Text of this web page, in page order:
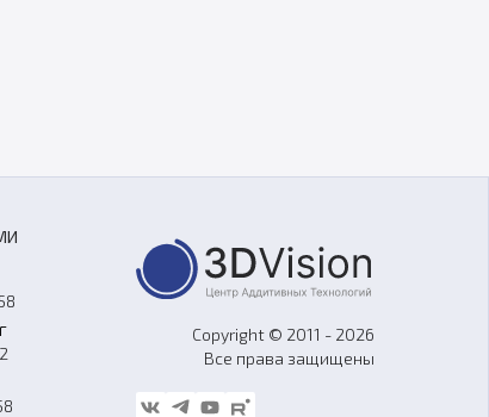
Copyright © 2011 - 2026
Все права защищены